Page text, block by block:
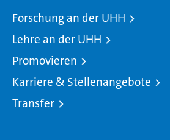
Forschung an der UHH
Lehre an der UHH
Promovieren
Karriere & Stellenangebote
Transfer